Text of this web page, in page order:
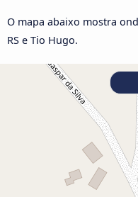
O mapa abaixo mostra
RS e Tio Hugo.